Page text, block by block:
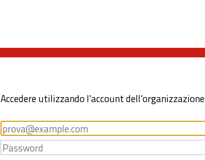
Accedere utilizzando l'account dell'organizzazione